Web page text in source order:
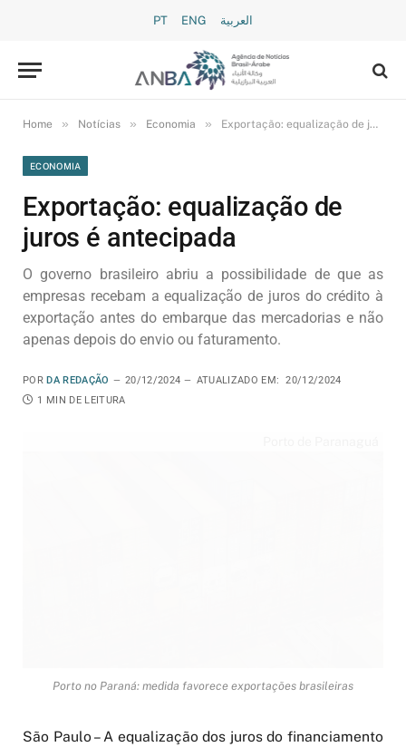
PT ENG العربية
Home » Notícias » Economia » Exportação: equalização de juros é antecipada
ECONOMIA
Exportação: equalização de
juros é antecipada
O governo brasileiro abriu a possibilidade de que as
empresas recebam a equalização de juros do crédito à
exportação antes do embarque das mercadorias e não
apenas depois do envio ou faturamento.
POR DA REDAÇÃO 20/12/2024 ATUALIZADO EM:
20/12/2024
1 MIN DE LEITURA
Porto no Paraná: medida favorece exportações brasileiras
São Paulo – A equalização dos juros do financiamento